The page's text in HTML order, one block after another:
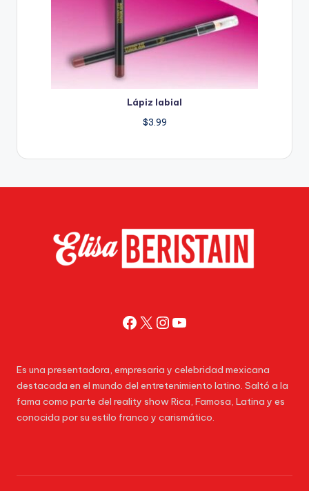
Lápiz labial
$3.99
Facebook
X Instagram
YouTube
Es una presentadora, empresaria y celebridad mexicana
destacada en el mundo del entretenimiento latino. Saltó a la
fama como parte del reality show Rica, Famosa, Latina y es
conocida por su estilo franco y carismático.